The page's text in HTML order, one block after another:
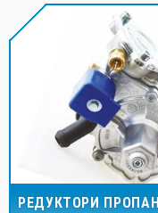
РЕДУКТОРИ ПРОПАН